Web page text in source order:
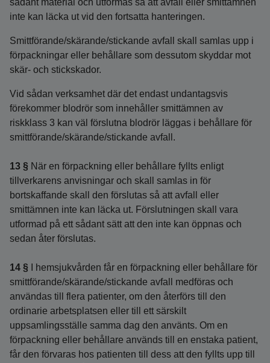
sådant material och utformas så att avfall eller smittämnen
inte kan läcka ut vid den fortsatta hanteringen.
Smittförande/skärande/stickande avfall skall samlas upp i
förpackningar eller behållare som dessutom skyddar mot
skär- och stickskador.
Vid sådan verksamhet där det endast undantagsvis
förekommer blodrör som innehåller smittämnen av
riskklass 3 kan väl förslutna blodrör läggas i behållare för
smittförande/skärande/stickande avfall.
13 § När en förpackning eller behållare fyllts enligt
tillverkarens anvisningar och skall samlas in för
bortskaffande skall den förslutas så att avfall eller
smittämnen inte kan läcka ut. Förslutningen skall vara
utformad på ett sådant sätt att den inte kan öppnas och
sedan åter förslutas.
14 § I hemsjukvården får en förpackning eller behållare för
smittförande/skärande/stickande avfall medföras och
användas till flera patienter, om den återförs till den
ordinarie arbetsplatsen eller till ett särskilt
uppsamlingsställe samma dag den använts. Om en
förpackning eller behållare används till en enstaka patient,
får den förvaras hos patienten till dess att den fyllts upp till